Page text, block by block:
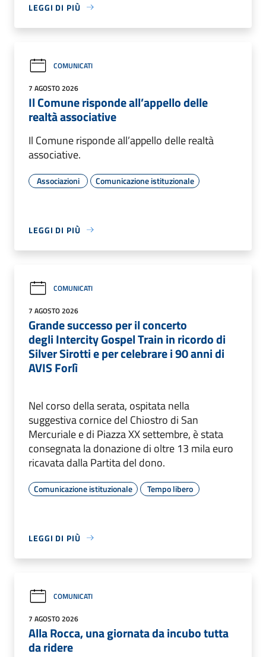
LEGGI DI PIÙ
COMUNICATI
7 AGOSTO 2026
Il Comune risponde all’appello delle
realtà associative
Il Comune risponde all’appello delle realtà
associative.
Associazioni Comunicazione istituzionale
LEGGI DI PIÙ
COMUNICATI
7 AGOSTO 2026
Grande successo per il concerto
degli Intercity Gospel Train in ricordo di
Silver Sirotti e per celebrare i 90 anni di
AVIS Forlì
Nel corso della serata, ospitata nella
suggestiva cornice del Chiostro di San
Mercuriale e di Piazza XX settembre, è stata
consegnata la donazione di oltre 13 mila euro
ricavata dalla Partita del dono.
Comunicazione istituzionale Tempo libero
LEGGI DI PIÙ
COMUNICATI
7 AGOSTO 2026
Alla Rocca, una giornata da incubo tutta
da ridere